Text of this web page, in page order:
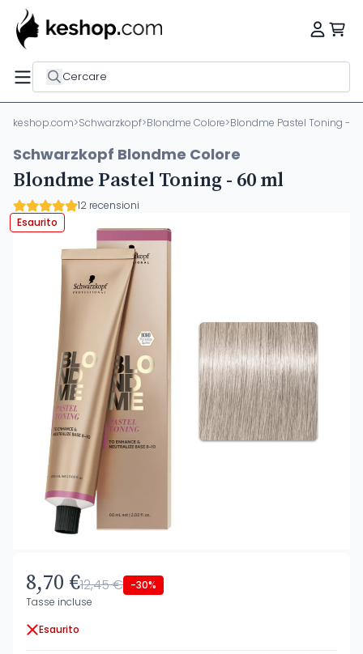
Cercare
keshop.com>Schwarzkopf>Blondme Colore>Blondme Pastel Toning -
Schwarzkopf Blondme Colore
Blondme Pastel Toning - 60 ml
12 recensioni
Esaurito
8,70 €12,45 € -30%
Tasse incluse
Esaurito